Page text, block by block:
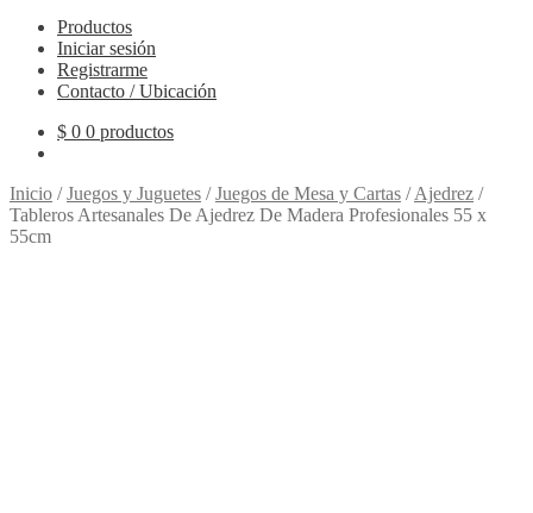
Productos
Iniciar sesión
Registrarme
Contacto / Ubicación
$ 0 0 productos
Inicio /Juegos y Juguetes /Juegos de Mesa y Cartas /Ajedrez /
Tableros Artesanales De Ajedrez De Madera Profesionales 55 x
55cm